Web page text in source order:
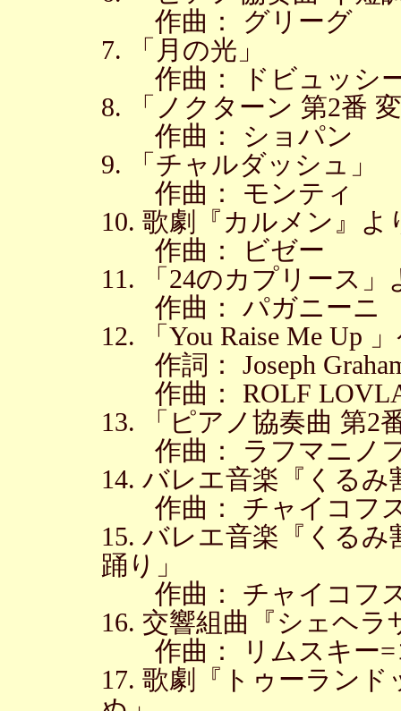
作曲： グリーグ
7. 「月の光」
作曲： ドビュッシ
8. 「ノクターン 第2番
作曲： ショパン
9. 「チャルダッシュ」
作曲： モンティ
10. 歌劇『カルメン』よ
作曲： ビゼー
11. 「24のカプリース」
作曲： パガニーニ
12. 「You Raise Me Up
作詞： Joseph
作曲： ROLF
13. 「ピアノ協奏曲 第2
作曲： ラフマニノ
14. バレエ音楽『くる
作曲： チャイコフ
15. バレエ音楽『くる
踊り」
作曲： チャイコフ
16. 交響組曲『シェヘラ
作曲： リムスキー=
17. 歌劇『トゥーラン